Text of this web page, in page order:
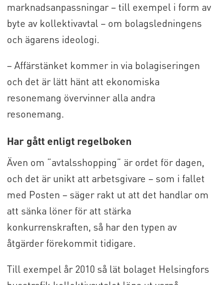
marknadsanpassningar – till exempel i form av
byte av kollektivavtal – om bolagsledningens
och ägarens ideologi.
– Affärstänket kommer in via bolagiseringen
och det är lätt hänt att ekonomiska
resonemang övervinner alla andra
resonemang.
Har gått enligt regelboken
Även om ”avtalsshopping” är ordet för dagen,
och det är unikt att arbetsgivare – som i fallet
med Posten – säger rakt ut att det handlar om
att sänka löner för att stärka
konkurrenskraften, så har den typen av
åtgärder förekommit tidigare.
Till exempel år 2010 så lät bolaget Helsingfors